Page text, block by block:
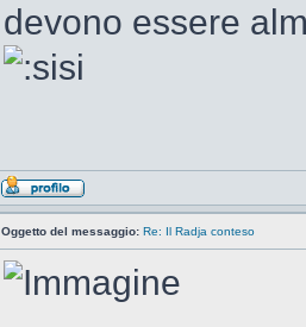
devono essere
Oggetto del messaggio: Re: Il Radja conteso